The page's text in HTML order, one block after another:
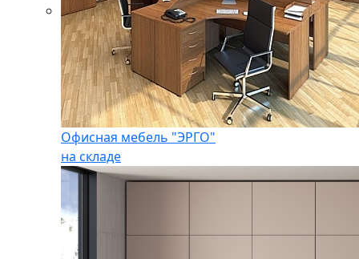
Офисная мебель "ЭРГО"
на складе